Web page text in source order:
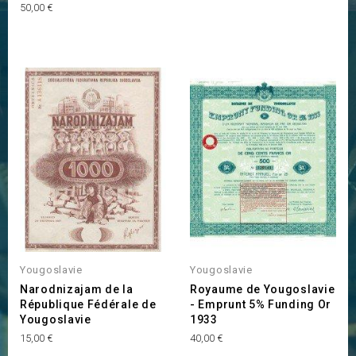
Prix
50,00 €
Yougoslavie
Narodnizajam de la
République Fédérale de
Yougoslavie
Prix
15,00 €
Yougoslavie
Royaume de Yougoslavie
- Emprunt 5% Funding Or
1933
Prix
40,00 €